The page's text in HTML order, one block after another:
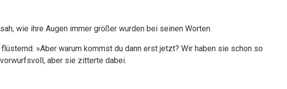
wie ihre Augen immer größer wurden bei seinen Worten.
»Aber warum kommst du dann erst jetzt? Wir haben sie schon so
aber sie zitterte dabei.